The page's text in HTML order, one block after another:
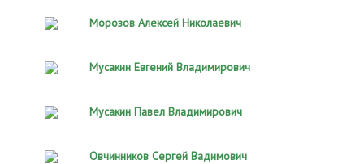
Морозов Алексей Николаевич
Мусакин Евгений Владимирович
Мусакин Павел Владимирович
Овчинников Сергей Вадимович